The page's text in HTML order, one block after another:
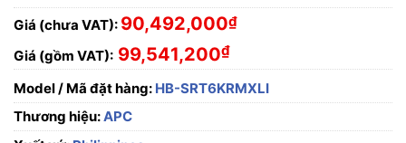
Giá (chưa VAT): 90,492,000₫
Giá (gồm VAT): 99,541,200₫
Model / Mã đặt hàng: HB-SRT6KRMXLI
Thương hiệu:APC